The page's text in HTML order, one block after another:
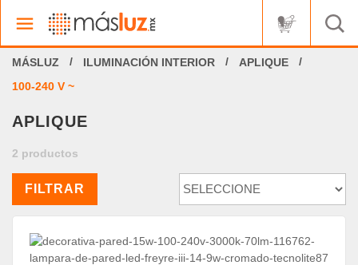
ILUMINACIÓN INTERIOR
APLIQUE
100-240 V ~
APLIQUE
2 productos
FILTRAR